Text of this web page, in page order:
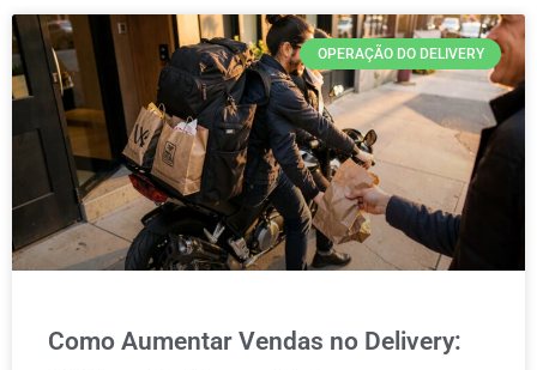
OPERAÇÃO DO DELIVERY
Como Aumentar Vendas no Delivery: